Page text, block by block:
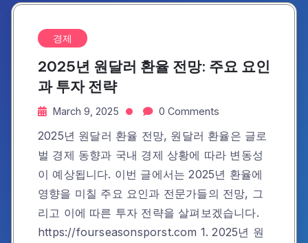
경제
2025년 원달러 환율 전망: 주요 요인
과 투자 전략
March 9, 2025 0 Comments
2025년 원달러 환율 전망, 원달러 환율은 글로
벌 경제 동향과 국내 경제 상황에 따라 변동성
이 예상됩니다. 이번 글에서는 2025년 환율에
영향을 미칠 주요 요인과 전문가들의 전망, 그
리고 이에 따른 투자 전략을 살펴보겠습니다.
https://fourseasonsporst.com 1. 2025년 원